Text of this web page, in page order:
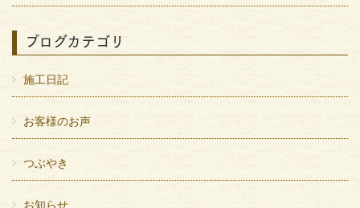
ブログカテゴリ
施工日記
お客様のお声
つぶやき
お知らせ